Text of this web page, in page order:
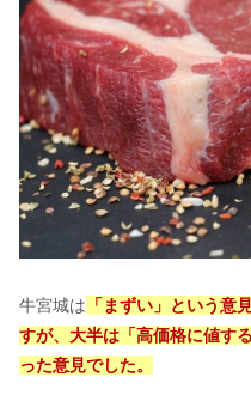
牛宮城は 「まずい」という意
すが、大半は「高価格に値す
った意見でした。